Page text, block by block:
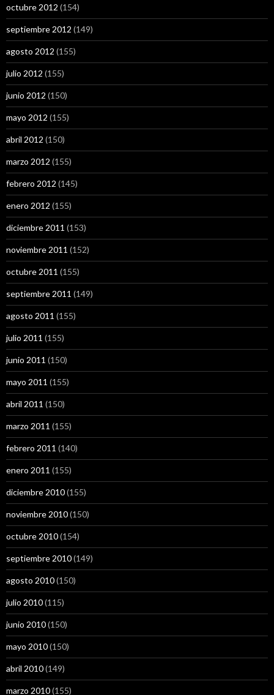
octubre 2012 (154)
septiembre 2012 (149)
agosto 2012 (155)
julio 2012 (155)
junio 2012 (150)
mayo 2012 (155)
abril 2012 (150)
marzo 2012 (155)
febrero 2012 (145)
enero 2012 (155)
diciembre 2011 (153)
noviembre 2011 (152)
octubre 2011 (155)
septiembre 2011 (149)
agosto 2011 (155)
julio 2011 (155)
junio 2011 (150)
mayo 2011 (155)
abril 2011 (150)
marzo 2011 (155)
febrero 2011 (140)
enero 2011 (155)
diciembre 2010(155)
noviembre 2010(150)
octubre 2010(154)
septiembre 2010(149)
agosto 2010(150)
julio 2010(115)
junio 2010(150)
mayo 2010(150)
abril 2010(149)
marzo 2010(155)